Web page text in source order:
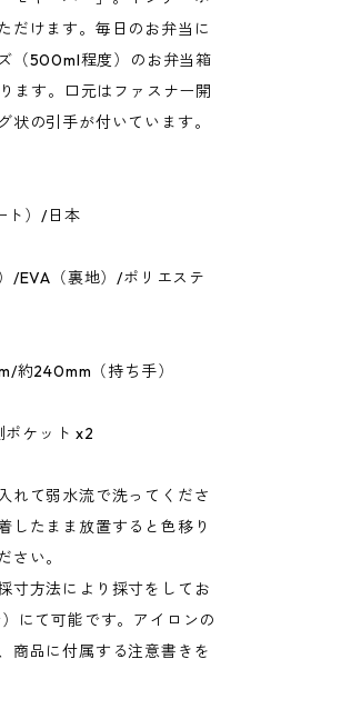
だけます。毎日のお弁当に
（500ml程度）のお弁当箱
ます。口元はファスナー開
状の引手が付いています。
ト）/日本
/EVA（裏地）/ポリエステ
約240mm（持ち手）
ポケット x2
れて弱水流で洗ってくださ
したまま放置すると色移り
さい。
寸方法により採寸をしてお
にて可能です。アイロンの
商品に付属する注意書きを